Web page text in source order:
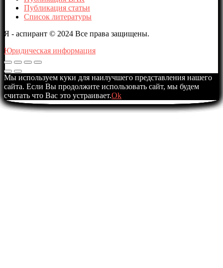
Публикация статьи
Список литературы
Я - аспирант © 2024 Все права защищены.
Юридическая информация
Мы используем куки для наилучшего представления нашего
сайта. Если Вы продолжите использовать сайт, мы будем
считать что Вас это устраивает.Ok